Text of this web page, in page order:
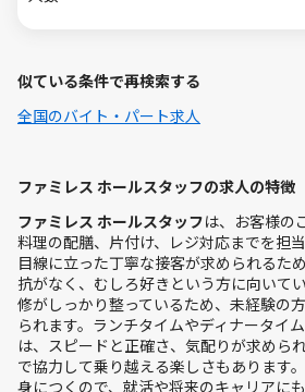
似ている条件で再検索する
全国のバイト・パート求人
ファミレス ホールスタッフの求人の特徴
ファミレス ホールスタッフは、お客様の
料理の配膳、片付け、レジ対応までを担
目線に立った丁寧な接客が求められるた
抗がなく、むしろ好きという方に向いて
修がしっかり整っているため、未経験の
られます。ランチタイムやディナータイ
は、スピードと正確さ、気配りが求めら
で協力して乗り越える楽しさもあります
身につくので、就活や将来のキャリアに